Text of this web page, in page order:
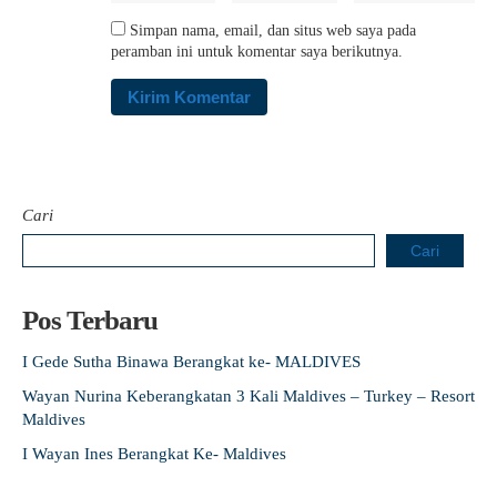
Simpan nama, email, dan situs web saya pada
peramban ini untuk komentar saya berikutnya.
Cari
Cari
Pos Terbaru
I Gede Sutha Binawa Berangkat ke- MALDIVES
Wayan Nurina Keberangkatan 3 Kali Maldives – Turkey – Resort
Maldives
I Wayan Ines Berangkat Ke- Maldives